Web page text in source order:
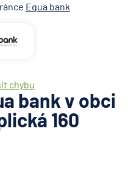
Equa bank
chybu
bank v obci
160